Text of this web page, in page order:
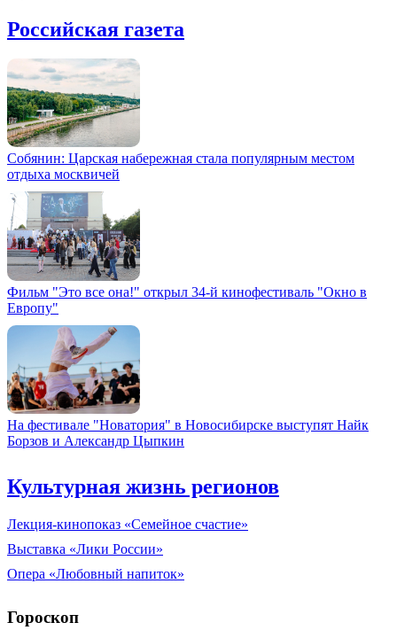
Российская газета
Собянин: Царская набережная стала популярным местом
отдыха москвичей
Фильм "Это все она!" открыл 34-й кинофестиваль "Окно в
Европу"
На фестивале "Новатория" в Новосибирске выступят Найк
Борзов и Александр Цыпкин
Культурная жизнь регионов
Лекция-кинопоказ «Семейное счастие»
Выставка «Лики России»
Опера «Любовный напиток»
Гороскоп